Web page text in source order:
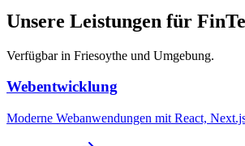
Unsere Leistungen für
Verfügbar in Friesoythe und Umgebung.
Webentwicklung
Moderne Webanwendungen mit React,